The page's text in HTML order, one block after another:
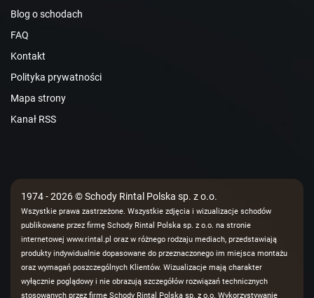
Blog o schodach
FAQ
Kontakt
Polityka prywatności
Mapa strony
Kanał RSS
1974 - 2026 © Schody Rintal Polska sp. z o.o.
Wszystkie prawa zastrzeżone. Wszystkie zdjęcia i wizualizacje schodów
publikowane przez firmę Schody Rintal Polska sp. z o.o. na stronie
internetowej www.rintal.pl oraz w różnego rodzaju mediach, przedstawiają
produkty indywidualnie dopasowane do przeznaczonego im miejsca montażu
oraz wymagań poszczególnych Klientów. Wizualizacje mają charakter
wyłącznie poglądowy i nie obrazują szczegółów rozwiązań technicznych
stosowanych przez firmę Schody Rintal Polska sp. z o.o. Wykorzystywanie